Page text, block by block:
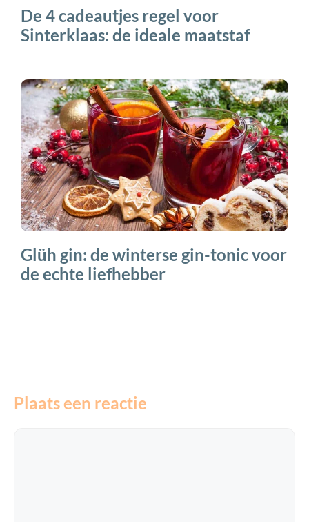
De 4 cadeautjes regel voor
Sinterklaas: de ideale maatstaf
Glüh gin: de winterse gin-tonic voor
de echte liefhebber
Plaats een reactie